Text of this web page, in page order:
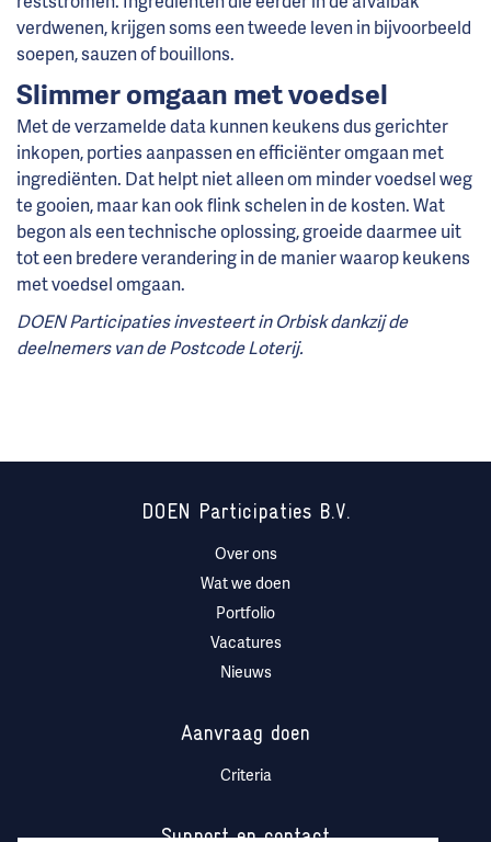
verdwenen, krijgen soms een tweede leven in bijvoorbeeld
soepen, sauzen of bouillons.
Slimmer omgaan met voedsel
Met de verzamelde data kunnen keukens dus gerichter
inkopen, porties aanpassen en efficiënter omgaan met
ingrediënten. Dat helpt niet alleen om minder voedsel weg
te gooien, maar kan ook flink schelen in de kosten. Wat
begon als een technische oplossing, groeide daarmee uit
tot een bredere verandering in de manier waarop keukens
met voedsel omgaan.
DOEN Participaties investeert in Orbisk dankzij de
deelnemers van de Postcode Loterij.
DOEN Participaties B.V.
Over ons
Wat we doen
Portfolio
Vacatures
Nieuws
Aanvraag doen
Criteria
Support en contact